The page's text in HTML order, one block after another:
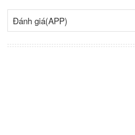
Đánh giá(APP)